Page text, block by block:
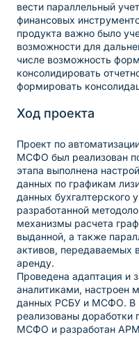
вести параллельный
финансовых
продукта важно было
возможности для
числе возможность
консолидировать
формировать
Ход проекта
Проект по
МСФО был реализован
этапа выполнена
данных по графикам
данных бухгалтерского
разработанной
механизмы расчета
выданной, а также
активов, передаваемых
аренду.
Проведена адаптация и
аналитиками, настроен
данных РСБУ и МСФО. В
реализованы
МСФО и разработан